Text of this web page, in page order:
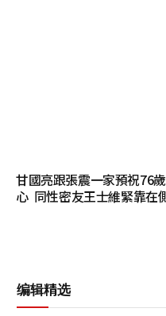
甘國亮跟張震一家預祝76
心 同性密友王士維緊靠在
编辑精选